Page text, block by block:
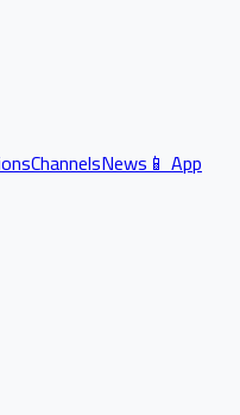
ChannelsNews📱 App